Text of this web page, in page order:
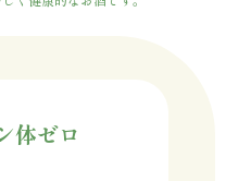
体ゼロ